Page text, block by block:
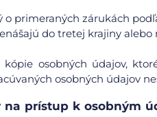
primeraných zárukách
do tretej krajiny
osobných údajov,
osobných údajov
na prístup k osobným